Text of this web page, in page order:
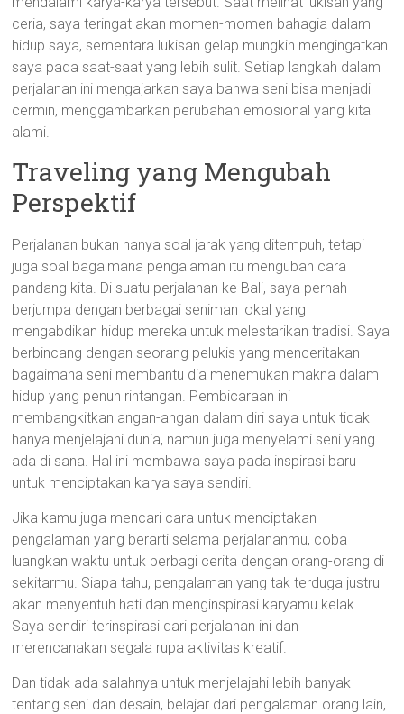
ceria, saya teringat akan momen-momen bahagia dalam
hidup saya, sementara lukisan gelap mungkin mengingatkan
saya pada saat-saat yang lebih sulit. Setiap langkah dalam
perjalanan ini mengajarkan saya bahwa seni bisa menjadi
cermin, menggambarkan perubahan emosional yang kita
alami.
Traveling yang Mengubah
Perspektif
Perjalanan bukan hanya soal jarak yang ditempuh, tetapi
juga soal bagaimana pengalaman itu mengubah cara
pandang kita. Di suatu perjalanan ke Bali, saya pernah
berjumpa dengan berbagai seniman lokal yang
mengabdikan hidup mereka untuk melestarikan tradisi. Saya
berbincang dengan seorang pelukis yang menceritakan
bagaimana seni membantu dia menemukan makna dalam
hidup yang penuh rintangan. Pembicaraan ini
membangkitkan angan-angan dalam diri saya untuk tidak
hanya menjelajahi dunia, namun juga menyelami seni yang
ada di sana. Hal ini membawa saya pada inspirasi baru
untuk menciptakan karya saya sendiri.
Jika kamu juga mencari cara untuk menciptakan
pengalaman yang berarti selama perjalananmu, coba
luangkan waktu untuk berbagi cerita dengan orang-orang di
sekitarmu. Siapa tahu, pengalaman yang tak terduga justru
akan menyentuh hati dan menginspirasi karyamu kelak.
Saya sendiri terinspirasi dari perjalanan ini dan
merencanakan segala rupa aktivitas kreatif.
Dan tidak ada salahnya untuk menjelajahi lebih banyak
tentang seni dan desain, belajar dari pengalaman orang lain,